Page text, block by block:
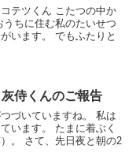
テツくん こたつの中か
ちに住む私のたいせつ
います。 でもふたりと
侍くんのご報告
づいていますね。 私は
います。 たまに着ぶく
。 さて、先日夜と朝の2